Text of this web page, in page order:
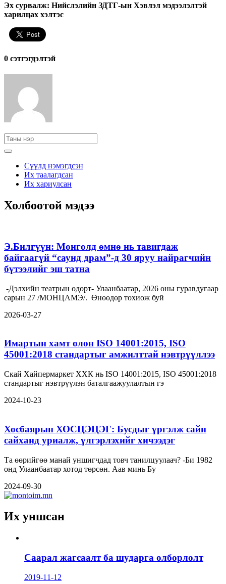
Эх сурвалж: Нийслэлийн ЗДТГ-ын Хэвлэл мэдээлэлтэй
харилцах хэлтэс
0 cэтгэгдэлтэй
Сүүлд нэмэгдсэн
Их таалагдсан
Их хариулсан
Холбоотой мэдээ
Э.Билгүүн: Монголд өмнө нь тавигдаж
байгаагүй “саунд драм”-д 30 яруу найрагчийн
бүтээлийг эш татна
-Дэлхийн театрын өдөрт- Улаанбаатар, 2026 оны гуравдугаар
сарын 27 /МОНЦАМЭ/. Өнөөдөр тохиож буй
2026-03-27
Имартын хамт олон ISO 14001:2015, ISO
45001:2018 стандартыг амжилттай нэвтрүүллээ
Скай Хайпермаркет ХХК нь ISO 14001:2015, ISO 45001:2018
стандартыг нэвтрүүлэн баталгаажуулалтын гэ
2024-10-23
Хосбаярын ХОСЦЭЦЭГ: Бусдыг үргэлж сайн
сайханд уриалж, үлгэрлэхийг хичээдэг
Та өөрийгөө манай уншигчдад товч танилцуулаач? -Би 1982
онд Улаанбаатар хотод төрсөн. Аав минь Бу
2024-09-30
Их уншсан
Саарал жагсаалт ба шударга олборлолт
2019-11-12